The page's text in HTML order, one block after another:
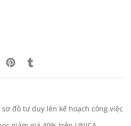
đồ tư duy lên kế hoạch công việc